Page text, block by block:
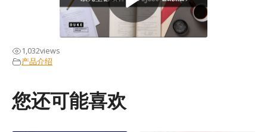
1,032views
产品介绍
您还可能喜欢